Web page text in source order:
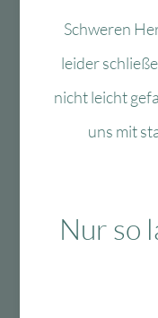
Mo-Fr: 10:00
08134 /
Lieferung &
schnelle
Schweren
leider
nicht leicht
uns mit
Nur so